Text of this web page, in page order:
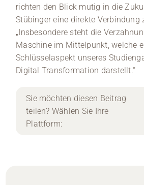
richten den Blick mutig in die
Stübinger eine direkte Verbindung
„Insbesondere steht die
Maschine im Mittelpunkt, welche
Schlüsselaspekt unseres
Digital Transformation darstellt.“
Sie möchten diesen Beitrag
teilen? Wählen Sie Ihre
Plattform: